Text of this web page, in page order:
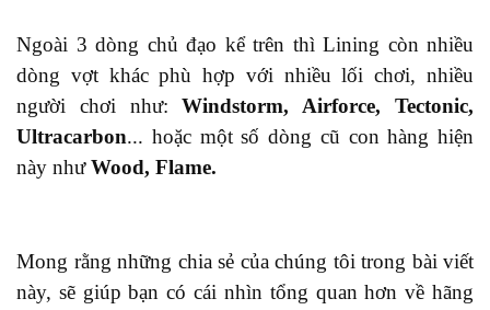
Ngoài 3 dòng chủ đạo kể trên thì Lining còn nhiều
dòng vợt khác phù hợp với nhiều lối chơi, nhiều
người chơi như:Windstorm, Airforce, Tectonic,
Ultracarbon... hoặc một số dòng cũ con hàng hiện
này nhưWood, Flame.
Mong rằng những chia sẻ của chúng tôi trong bài viết
này, sẽ giúp bạn có cái nhìn tổng quan hơn về hãng